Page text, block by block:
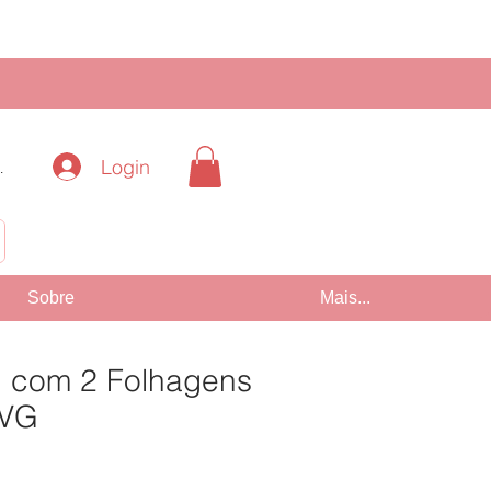
Login
Sobre Mais...
2 Folhagens